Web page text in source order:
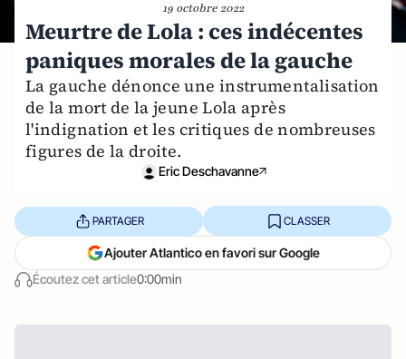
19 octobre 2022
Meurtre de Lola : ces indécentes
paniques morales de la gauche
La gauche dénonce une instrumentalisation
de la mort de la jeune Lola après
l'indignation et les critiques de nombreuses
figures de la droite.
Eric Deschavanne
Écoutez cet article0:00min
PARTAGER CLASSER
Ajouter Atlantico en favori sur Google